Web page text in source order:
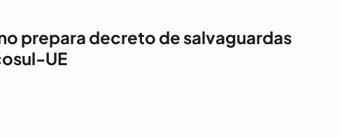
prepara decreto de salvaguardas
UE